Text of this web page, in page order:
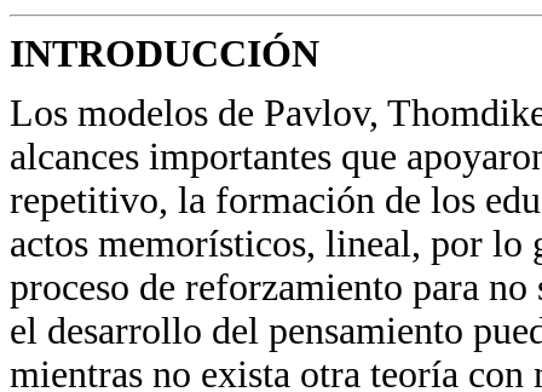
INTRODUCCIÓN
Los modelos de Pavlov,
alcances importantes que
repetitivo, la formación de los
actos memorísticos, lineal, por lo
proceso de reforzamiento para
el desarrollo del pensamiento
mientras no exista otra teoría con